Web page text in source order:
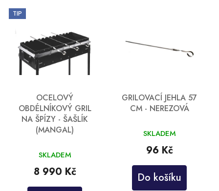
TIP
OCELOVÝ
OBDÉLNÍKOVÝ GRIL
NA ŠPÍZY - ŠAŠLÍK
(MANGAL)
SKLADEM
8 990 Kč
GRILOVACÍ JEHLA 57
CM - NEREZOVÁ
SKLADEM
96 Kč
Do košíku